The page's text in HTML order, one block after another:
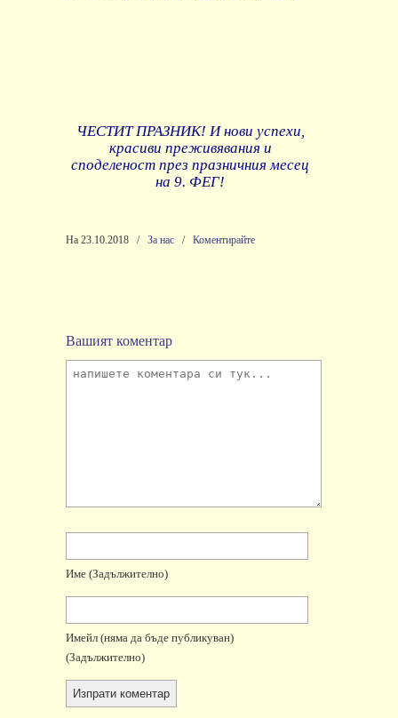
ЧЕСТИТ ПРАЗНИК! И нови успехи,
красиви преживявания и
споделеност през празничния месец
на 9. ФЕГ!
На 23.10.2018 / За нас / Коментирайте
Вашият коментар
Име (задължително)
Имейл (няма да бъде публикуван)
(задължително)